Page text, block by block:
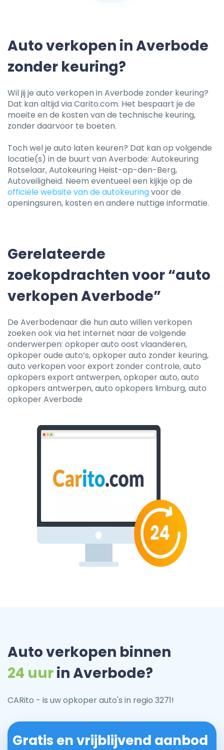
Auto verkopen in Averbode
zonder keuring?
Wil jij je auto verkopen in Averbode zonder keuring?
Dat kan altijd via Carito.com. Het bespaart je de
moeite en de kosten van de technische keuring,
zonder daarvoor te boeten.
Toch wel je auto laten keuren? Dat kan op volgende
locatie(s) in de buurt van Averbode: Autokeuring
Rotselaar, Autokeuring Heist-op-den-Berg,
Autoveiligheid. Neem eventueel een kijkje op de
officiële website van de autokeuringvoor de
openingsuren, kosten en andere nuttige informatie.
Gerelateerde
zoekopdrachten voor “auto
verkopen Averbode”
De Averbodenaar die hun auto willen verkopen
zoeken ook via het internet naar de volgende
onderwerpen: opkoper auto oost vlaanderen,
opkoper oude auto’s, opkoper auto zonder keuring,
auto verkopen voor export zonder controle, auto
opkopers export antwerpen, opkoper auto, auto
opkopers antwerpen, auto opkopers limburg, auto
opkoper Averbode
Auto verkopen binnen
24 uurin Averbode?
CARito - is uw opkoper auto's in regio 3271!
Gratis en vrijblijvend aanbod